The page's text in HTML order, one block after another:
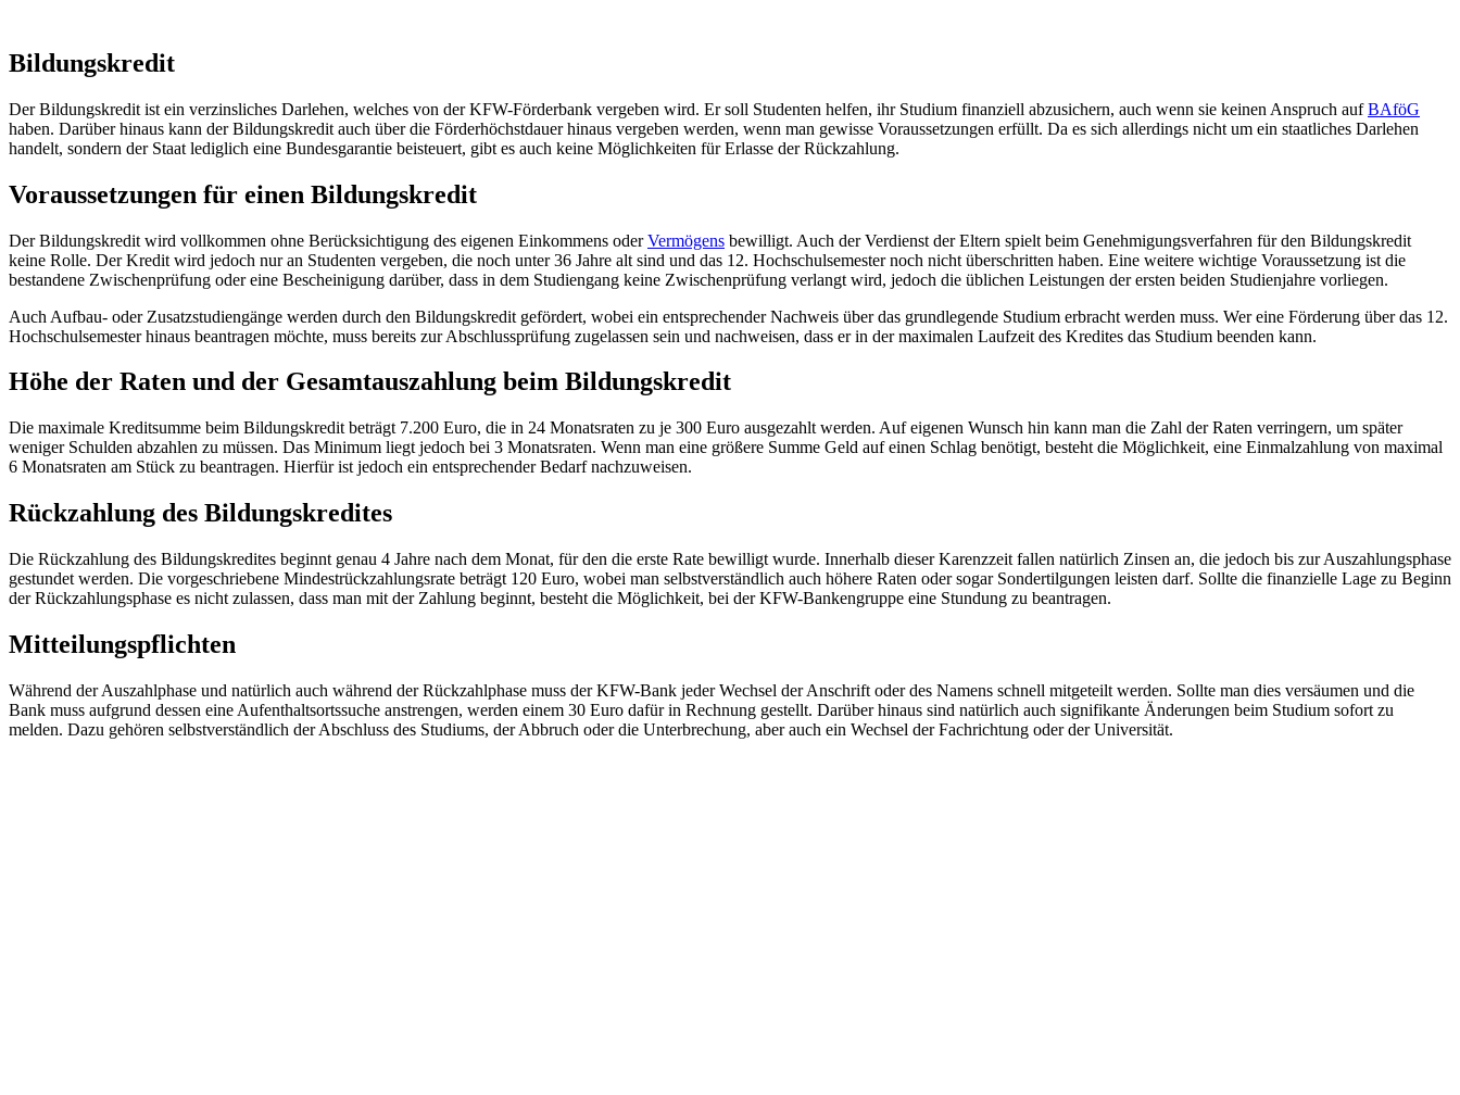
Bildungskredit
Der Bildungskredit ist ein verzinsliches Darlehen, welches von der KFW-Förderbank vergeben wird. Er soll Studenten helfen, ihr Studium finanziell abzusichern, auch wenn sie keinen Anspruch aufBAföG
haben. Darüber hinaus kann der Bildungskredit auch über die Förderhöchstdauer hinaus vergeben werden, wenn man gewisse Voraussetzungen erfüllt. Da es sich allerdings nicht um ein staatliches Darlehen
handelt, sondern der Staat lediglich eine Bundesgarantie beisteuert, gibt es auch keine Möglichkeiten für Erlasse der Rückzahlung.
Voraussetzungen für einen Bildungskredit
Der Bildungskredit wird vollkommen ohne Berücksichtigung des eigenen Einkommens oderVermögens bewilligt. Auch der Verdienst der Eltern spielt beim Genehmigungsverfahren für den Bildungskredit
keine Rolle. Der Kredit wird jedoch nur an Studenten vergeben, die noch unter 36 Jahre alt sind und das 12. Hochschulsemester noch nicht überschritten haben. Eine weitere wichtige Voraussetzung ist die
bestandene Zwischenprüfung oder eine Bescheinigung darüber, dass in dem Studiengang keine Zwischenprüfung verlangt wird, jedoch die üblichen Leistungen der ersten beiden Studienjahre vorliegen.
Auch Aufbau- oder Zusatzstudiengänge werden durch den Bildungskredit gefördert, wobei ein entsprechender Nachweis über das grundlegende Studium erbracht werden muss. Wer eine Förderung über das 12.
Hochschulsemester hinaus beantragen möchte, muss bereits zur Abschlussprüfung zugelassen sein und nachweisen, dass er in der maximalen Laufzeit des Kredites das Studium beenden kann.
Höhe der Raten und der Gesamtauszahlung beim Bildungskredit
Die maximale Kreditsumme beim Bildungskredit beträgt 7.200 Euro, die in 24 Monatsraten zu je 300 Euro ausgezahlt werden. Auf eigenen Wunsch hin kann man die Zahl der Raten verringern, um später
weniger Schulden abzahlen zu müssen. Das Minimum liegt jedoch bei 3 Monatsraten. Wenn man eine größere Summe Geld auf einen Schlag benötigt, besteht die Möglichkeit, eine Einmalzahlung von maximal
6 Monatsraten am Stück zu beantragen. Hierfür ist jedoch ein entsprechender Bedarf nachzuweisen.
Rückzahlung des Bildungskredites
Die Rückzahlung des Bildungskredites beginnt genau 4 Jahre nach dem Monat, für den die erste Rate bewilligt wurde. Innerhalb dieser Karenzzeit fallen natürlich Zinsen an, die jedoch bis zur Auszahlungsphase
gestundet werden. Die vorgeschriebene Mindestrückzahlungsrate beträgt 120 Euro, wobei man selbstverständlich auch höhere Raten oder sogar Sondertilgungen leisten darf. Sollte die finanzielle Lage zu Beginn
der Rückzahlungsphase es nicht zulassen, dass man mit der Zahlung beginnt, besteht die Möglichkeit, bei der KFW-Bankengruppe eine Stundung zu beantragen.
Mitteilungspflichten
Während der Auszahlphase und natürlich auch während der Rückzahlphase muss der KFW-Bank jeder Wechsel der Anschrift oder des Namens schnell mitgeteilt werden. Sollte man dies versäumen und die
Bank muss aufgrund dessen eine Aufenthaltsortssuche anstrengen, werden einem 30 Euro dafür in Rechnung gestellt. Darüber hinaus sind natürlich auch signifikante Änderungen beim Studium sofort zu
melden. Dazu gehören selbstverständlich der Abschluss des Studiums, der Abbruch oder die Unterbrechung, aber auch ein Wechsel der Fachrichtung oder der Universität.